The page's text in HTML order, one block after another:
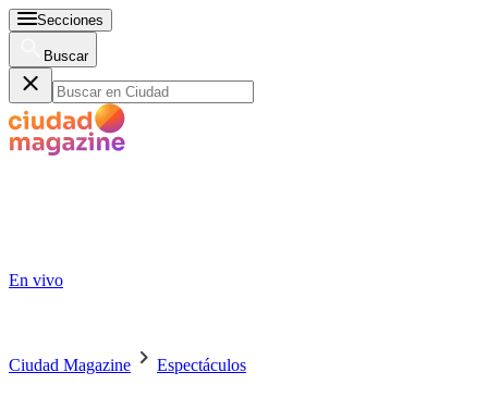
Secciones
Buscar
En vivo
Ciudad Magazine Espectáculos